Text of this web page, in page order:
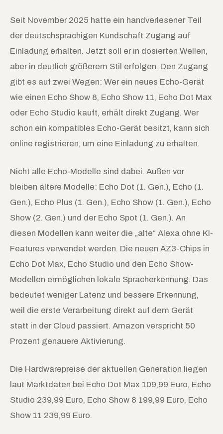
Seit November 2025 hatte ein handverlesener Teil
der deutschsprachigen Kundschaft Zugang auf
Einladung erhalten. Jetzt soll er in dosierten Wellen,
aber in deutlich größerem Stil erfolgen. Den Zugang
gibt es auf zwei Wegen: Wer ein neues Echo-Gerät
wie einen Echo Show 8, Echo Show 11, Echo Dot Max
oder Echo Studio kauft, erhält direkt Zugang. Wer
schon ein kompatibles Echo-Gerät besitzt, kann sich
online registrieren, um eine Einladung zu erhalten.
Nicht alle Echo-Modelle sind dabei. Außen vor
bleiben ältere Modelle: Echo Dot (1. Gen.), Echo (1.
Gen.), Echo Plus (1. Gen.), Echo Show (1. Gen.), Echo
Show (2. Gen.) und der Echo Spot (1. Gen.). An
diesen Modellen kann weiter die „alte“ Alexa ohne KI-
Features verwendet werden. Die neuen AZ3-Chips in
Echo Dot Max, Echo Studio und den Echo Show-
Modellen ermöglichen lokale Spracherkennung. Das
bedeutet weniger Latenz und bessere Erkennung,
weil die erste Verarbeitung direkt auf dem Gerät
statt in der Cloud passiert. Amazon verspricht 50
Prozent genauere Aktivierung.
Die Hardwarepreise der aktuellen Generation liegen
laut Marktdaten bei Echo Dot Max 109,99 Euro, Echo
Studio 239,99 Euro, Echo Show 8 199,99 Euro, Echo
Show 11 239,99 Euro.